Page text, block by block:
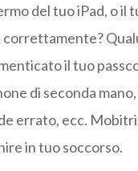
del tuo iPad, o il
il tuo
di seconda
errato, ecc.
in tuo soccorso.